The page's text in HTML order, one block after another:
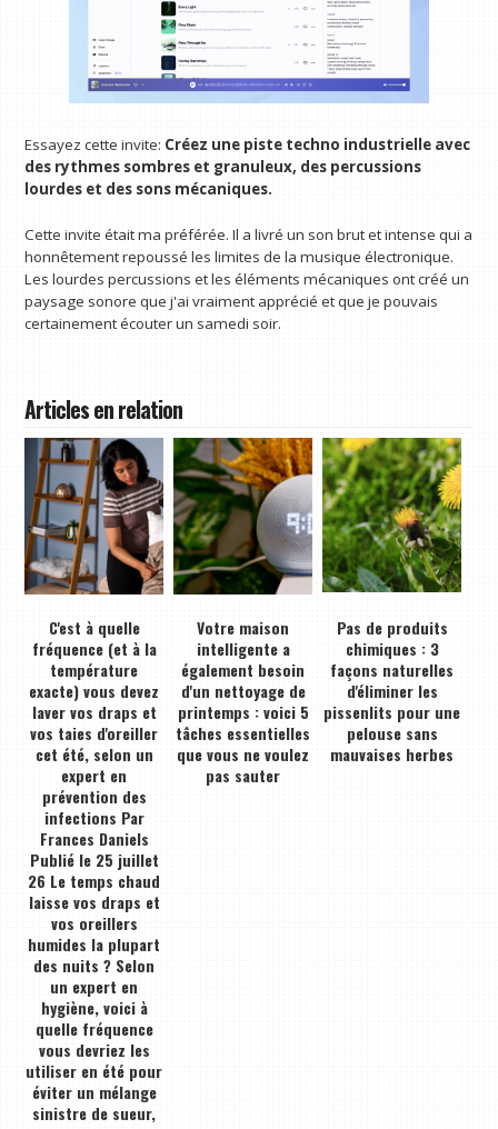
Essayez cette invite: Créez une piste techno industrielle avec
des rythmes sombres et granuleux, des percussions
lourdes et des sons mécaniques.
Cette invite était ma préférée. Il a livré un son brut et intense qui a
honnêtement repoussé les limites de la musique électronique.
Les lourdes percussions et les éléments mécaniques ont créé un
paysage sonore que j'ai vraiment apprécié et que je pouvais
certainement écouter un samedi soir.
Articles en relation
C'est à quelle
fréquence (et à la
température
exacte) vous devez
laver vos draps et
vos taies d'oreiller
cet été, selon un
expert en
prévention des
infections Par
Frances Daniels
Publié le 25 juillet
26 Le temps chaud
laisse vos draps et
vos oreillers
humides la plupart
des nuits ? Selon
un expert en
hygiène, voici à
quelle fréquence
vous devriez les
utiliser en été pour
éviter un mélange
sinistre de sueur,
Votre maison
intelligente a
également besoin
d'un nettoyage de
printemps : voici 5
tâches essentielles
que vous ne voulez
pas sauter
Pas de produits
chimiques : 3
façons naturelles
d'éliminer les
pissenlits pour une
pelouse sans
mauvaises herbes